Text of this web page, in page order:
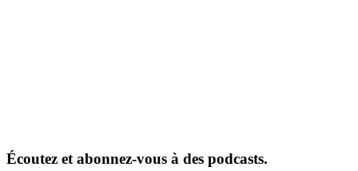
Écoutez et abonnez-vous à des podcasts.